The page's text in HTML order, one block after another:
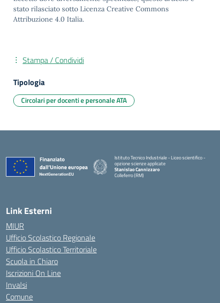
stato rilasciato sotto Licenza Creative Commons
Attribuzione 4.0 Italia.
Stampa / Condividi
Tipologia
Circolari per docenti e personale ATA
Istituto Tecnico Industriale - Liceo scientifico -
opzione scienze applicate
Stanislao Cannizzaro
Colleferro (RM)
Link Esterni
MIUR
Ufficio Scolastico Regionale
Ufficio Scolastico Territoriale
Scuola in Chiaro
Iscrizioni On Line
Invalsi
Comune